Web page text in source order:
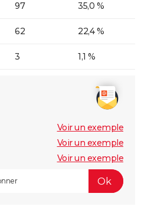
97 35,0 %
62 22,4 %
3 1,1 %
Voir un exemple
Voir un exemple
Voir un exemple